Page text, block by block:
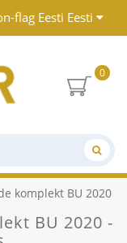
Eesti
0
komplekt BU 2020
BU 2020 -